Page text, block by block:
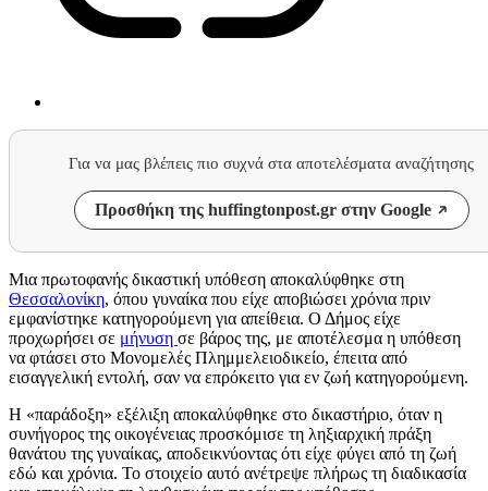
Για να μας βλέπεις πιο συχνά στα αποτελέσματα αναζήτησης
Προσθήκη της huffingtonpost.gr στην Google
Μια πρωτοφανής δικαστική υπόθεση αποκαλύφθηκε στη
Θεσσαλονίκη, όπου γυναίκα που είχε αποβιώσει χρόνια πριν
εμφανίστηκε κατηγορούμενη για απείθεια. Ο Δήμος είχε
προχωρήσει σε μήνυση σε βάρος της, με αποτέλεσμα η υπόθεση
να φτάσει στο Μονομελές Πλημμελειοδικείο, έπειτα από
εισαγγελική εντολή, σαν να επρόκειτο για εν ζωή κατηγορούμενη.
Η «παράδοξη» εξέλιξη αποκαλύφθηκε στο δικαστήριο, όταν η
συνήγορος της οικογένειας προσκόμισε τη ληξιαρχική πράξη
θανάτου της γυναίκας, αποδεικνύοντας ότι είχε φύγει από τη ζωή
εδώ και χρόνια. Το στοιχείο αυτό ανέτρεψε πλήρως τη διαδικασία